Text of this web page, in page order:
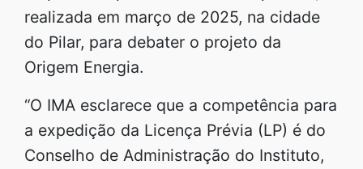
realizada em março de 2025, na cidade
do Pilar, para debater o projeto da
Origem Energia.
“O IMA esclarece que a competência para
a expedição da Licença Prévia (LP) é do
Conselho de Administração do Instituto,